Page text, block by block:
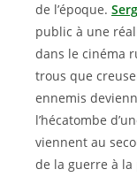
de l’époque.
public à une
dans le cinéma
trous que
ennemis
l’hécatombe
viennent au
de la guerre à la